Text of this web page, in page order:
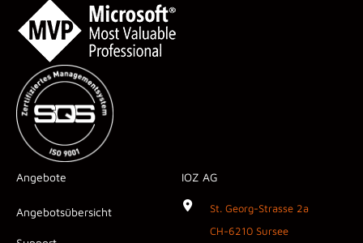
Angebote
Angebotsübersicht
IOZ AG
St. Georg-Strasse 2a
CH-6210 Sursee